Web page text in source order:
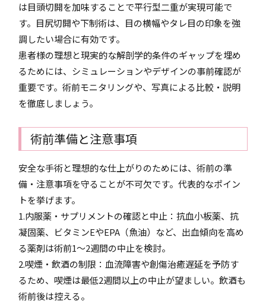
は目頭切開を加味することで平行型二重が実現可能で
す。目尻切開や下制術は、目の横幅やタレ目の印象を強
調したい場合に有効です。
患者様の理想と現実的な解剖学的条件のギャップを埋め
るためには、シミュレーションやデザインの事前確認が
重要です。術前モニタリングや、写真による比較・説明
を徹底しましょう。
術前準備と注意事項
安全な手術と理想的な仕上がりのためには、術前の準
備・注意事項を守ることが不可欠です。代表的なポイン
トを挙げます。
1.内服薬・サプリメントの確認と中止：抗血小板薬、抗
凝固薬、ビタミンEやEPA（魚油）など、出血傾向を高め
る薬剤は術前1〜2週間の中止を検討。
2.喫煙・飲酒の制限：血流障害や創傷治癒遅延を予防す
るため、喫煙は最低2週間以上の中止が望ましい。飲酒も
術前後は控える。